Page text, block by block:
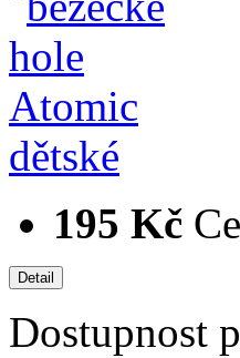
195 Kč
Dostupnost